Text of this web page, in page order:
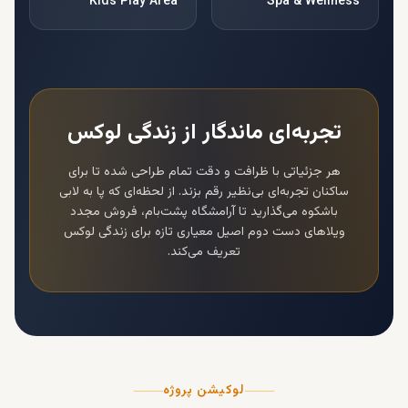
تجربه‌ای ماندگار از زندگی لوکس
هر جزئیاتی با ظرافت و دقت تمام طراحی شده تا برای
ساکنان تجربه‌ای بی‌نظیر رقم بزند. از لحظه‌ای که پا به لابی
باشکوه می‌گذارید تا آرامشگاه پشت‌بام، فروش مجدد
ویلاهای دست دوم اصیل معیاری تازه برای زندگی لوکس
تعریف می‌کند.
لوکیشن پروژه